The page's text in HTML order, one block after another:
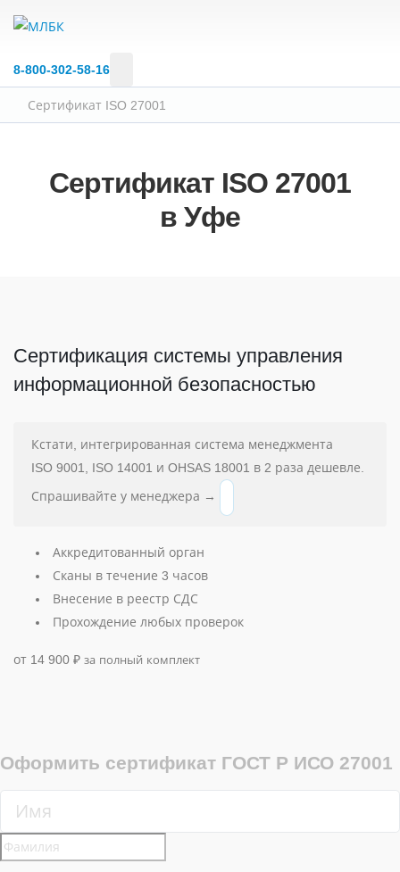
8‑800‑302‑58‑16
Сертификат ISO 27001
Сертификат ISO 27001
в Уфе
Сертификация системы управления
информационной безопасностью
Кстати, интегрированная система менеджмента
ISO 9001, ISO 14001 и OHSAS 18001 в 2 раза дешевле.
Спрашивайте у менеджера →
Аккредитованный орган
Сканы в течение 3 часов
Внесение в реестр СДС
Прохождение любых проверок
от 14 900 ₽ за полный комплект
Оформить сертификат ГОСТ Р ИСО 27001